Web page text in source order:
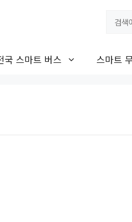
국 스마트 버스 스마트